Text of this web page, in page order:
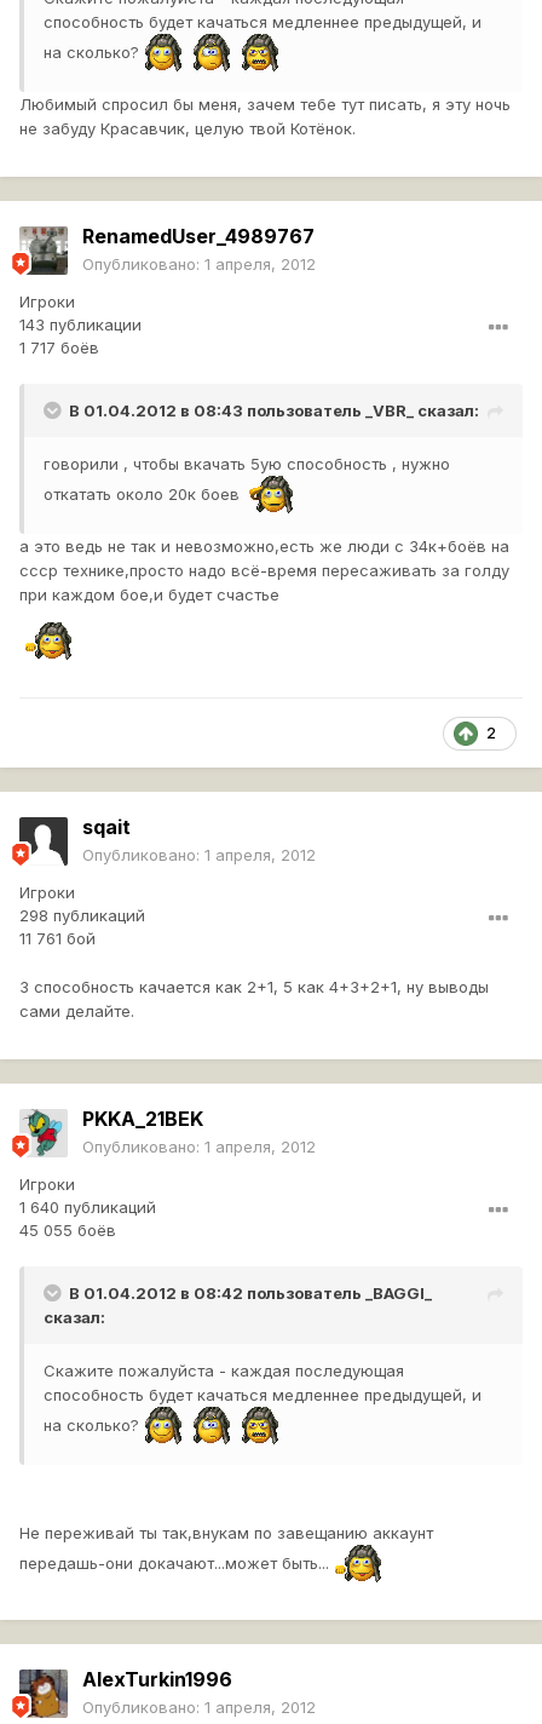
способность будет качаться медленнее предыдущей, и
на сколько?
Любимый спросил бы меня, зачем тебе тут писать, я эту ночь
не забуду Красавчик, целую твой Котёнок.
RenamedUser_4989767
Опубликовано: 1 апреля, 2012
Игроки
143 публикации
1 717 боёв
В 01.04.2012 в 08:43 пользователь _VBR_ сказал:
говорили , чтобы вкачать 5ую способность , нужно
откатать около 20к боев
а это ведь не так и невозможно,есть же люди с 34к+боёв на
ссср технике,просто надо всё-время пересаживать за голду
при каждом бое,и будет счастье
2
sqait
Опубликовано: 1 апреля, 2012
Игроки
298 публикаций
11 761 бой
3 способность качается как 2+1, 5 как 4+3+2+1, ну выводы
сами делайте.
PKKA_21BEK
Опубликовано: 1 апреля, 2012
Игроки
1 640 публикаций
45 055 боёв
В 01.04.2012 в 08:42 пользователь _BAGGI_
сказал:
Скажите пожалуйста - каждая последующая
способность будет качаться медленнее предыдущей, и
на сколько?
Не переживай ты так,внукам по завещанию аккаунт
передашь-они докачают...может быть...
AlexTurkin1996
Опубликовано: 1 апреля, 2012